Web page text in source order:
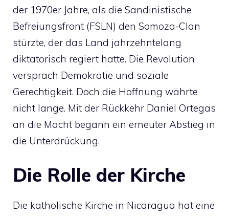
der 1970er Jahre, als die Sandinistische
Befreiungsfront (FSLN) den Somoza-Clan
stürzte, der das Land jahrzehntelang
diktatorisch regiert hatte. Die Revolution
versprach Demokratie und soziale
Gerechtigkeit. Doch die Hoffnung währte
nicht lange. Mit der Rückkehr Daniel Ortegas
an die Macht begann ein erneuter Abstieg in
die Unterdrückung.
Die Rolle der Kirche
Die katholische Kirche in Nicaragua hat eine